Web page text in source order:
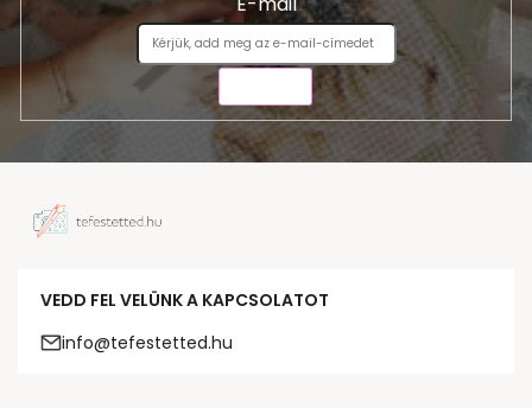
VEDD FEL VELÜNK A KAPCSOLATOT
info@tefestetted.hu